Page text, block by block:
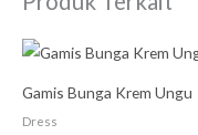
Gamis Bunga Krem Ungu
Dress